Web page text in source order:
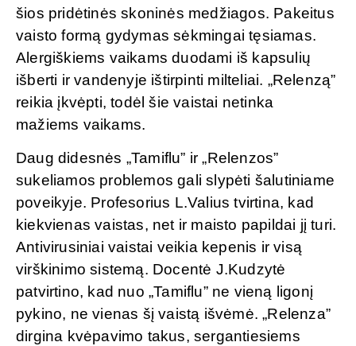
šios pridėtinės skoninės medžiagos. Pakeitus
vaisto formą gydymas sėkmingai tęsiamas.
Alergiškiems vaikams duodami iš kapsulių
išberti ir vandenyje ištirpinti milteliai. „Relenzą”
reikia įkvėpti, todėl šie vaistai netinka
mažiems vaikams.
Daug didesnės „Tamiflu” ir „Relenzos”
sukeliamos problemos gali slypėti šalutiniame
poveikyje. Profesorius L.Valius tvirtina, kad
kiekvienas vaistas, net ir maisto papildai jį turi.
Antivirusiniai vaistai veikia kepenis ir visą
virškinimo sistemą. Docentė J.Kudzytė
patvirtino, kad nuo „Tamiflu” ne vieną ligonį
pykino, ne vienas šį vaistą išvėmė. „Relenza”
dirgina kvėpavimo takus, sergantiesiems